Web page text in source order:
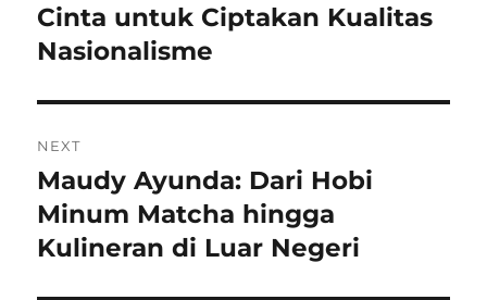
post:
Cinta untuk Ciptakan Kualitas
Nasionalisme
NEXT
Next
post:
Maudy Ayunda: Dari Hobi
Minum Matcha hingga
Kulineran di Luar Negeri